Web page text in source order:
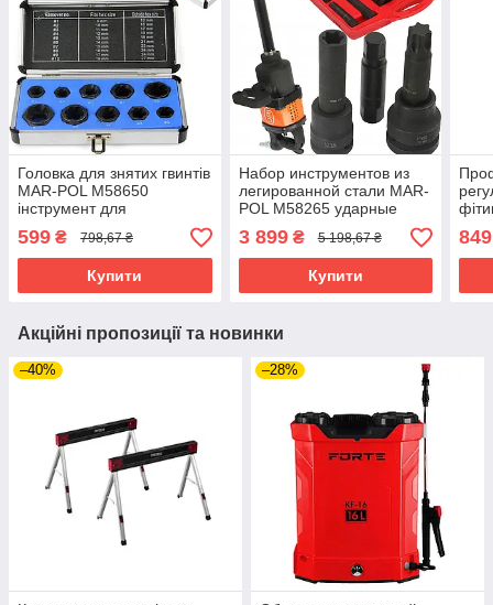
Головка для знятих гвинтів
MAR-POL M58650
інструмент для
пошкоджених гвинтів riven
599 ₴ 798,67 ₴
Купити
Набор инструментов из
легированной стали MAR-
POL M58265 ударные
головки Torx и Hex riven
3 899₴ 5 198,67 ₴
Купити
riven
849
Акційні пропозиції та новинки
–40% –28%